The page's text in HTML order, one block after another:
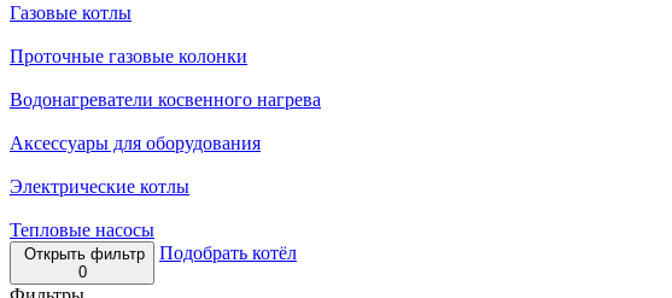
Газовые котлы
Проточные газовые колонки
Водонагреватели косвенного нагрева
Аксессуары для оборудования
Электрические котлы
Тепловые насосы
Открыть фильтр
0
Подобрать котёл